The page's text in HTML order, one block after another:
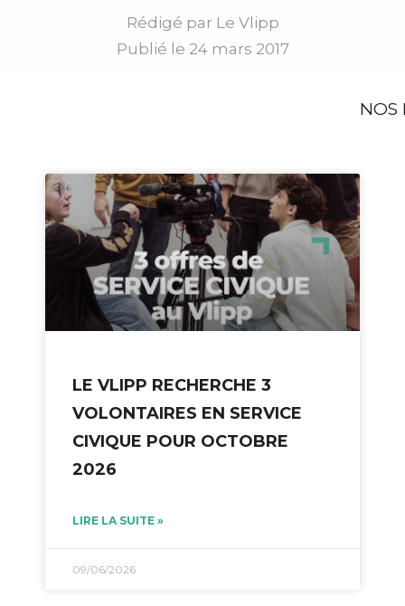
Rédigé parLe Vlipp
Publié le 24 mars 2017
NOS
LE VLIPP RECHERCHE 3
VOLONTAIRES EN SERVICE
CIVIQUE POUR OCTOBRE
2026
LIRE LA SUITE »
09/06/2026